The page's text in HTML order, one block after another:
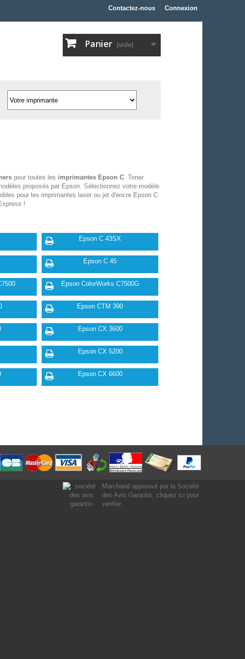
Connexion
Contactez-nous
Panier (vide)
pour toutes les imprimantes Epson C. Toner
proposés par Epson. Sélectionnez votre modèle
pour les imprimantes laser ou jet d'encre Epson C
!
Epson C 43SX
Epson C 45
Epson ColorWorks C7500G
Epson CTM 390
Epson CX 3600
Epson CX 5200
Epson CX 6600
Marchand approuvé par la Société
des Avis Garantis, cliquez ici pour
vérifier.